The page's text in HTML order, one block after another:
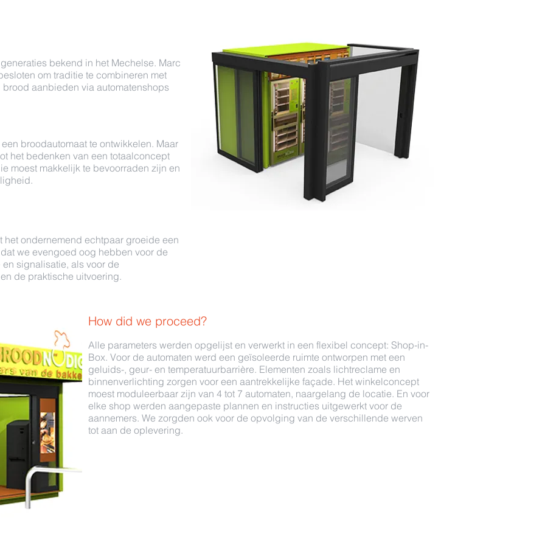
bekend in het Mechelse. Marc
om traditie te combineren met
aanbieden via automatenshops
broodautomaat te ontwikkelen. Maar
het bedenken van een totaalconcept
moest makkelijk te bevoorraden zijn en
ondernemend echtpaar groeide een
we evengoed oog hebben voor de
signalisatie, als voor de
de praktische uitvoering.
How did we proceed?
Alle parameters werden opgelijst en verwerkt in een flexibel concept: Shop-in-
Box. Voor de automaten werd een geïsoleerde ruimte ontworpen met een
geluids-, geur- en temperatuurbarrière. Elementen zoals lichtreclame en
binnenverlichting zorgen voor een aantrekkelijke façade. Het winkelconcept
moest moduleerbaar zijn van 4 tot 7 automaten, naargelang de locatie. En voor
elke shop werden aangepaste plannen en instructies uitgewerkt voor de
aannemers. We zorgden ook voor de opvolging van de verschillende werven
tot aan de oplevering.